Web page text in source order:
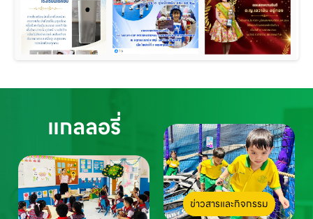
แกลลอรี่
ข่าวสารและกิจกรรม